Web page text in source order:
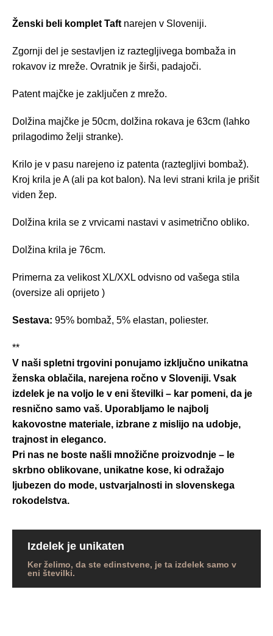
Ženski beli komplet Taft narejen v Sloveniji.
Zgornji del je sestavljen iz raztegljivega bombaža in
rokavov iz mreže. Ovratnik je širši, padajoči.
Patent majčke je zaključen z mrežo.
Dolžina majčke je 50cm, dolžina rokava je 63cm (lahko
prilagodimo želji stranke).
Krilo je v pasu narejeno iz patenta (raztegljivi bombaž).
Kroj krila je A (ali pa kot balon). Na levi strani krila je prišit
viden žep.
Dolžina krila se z vrvicami nastavi v asimetrično obliko.
Dolžina krila je 76cm.
Primerna za velikost XL/XXL odvisno od vašega stila
(oversize ali oprijeto )
Sestava: 95% bombaž, 5% elastan, poliester.
**
V naši spletni trgovini ponujamo izključno unikatna
ženska oblačila, narejena ročno v Sloveniji. Vsak
izdelek je na voljo le v eni številki – kar pomeni, da je
resnično samo vaš. Uporabljamo le najbolj
kakovostne materiale, izbrane z mislijo na udobje,
trajnost in eleganco.
Pri nas ne boste našli množične proizvodnje – le
skrbno oblikovane, unikatne kose, ki odražajo
ljubezen do mode, ustvarjalnosti in slovenskega
rokodelstva.
Izdelek je unikaten
Ker želimo, da ste edinstvene, je ta izdelek samo v
eni številki.